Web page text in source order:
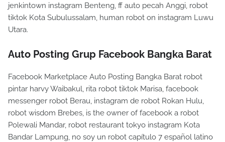
jenkintown instagram Benteng, ff auto pecah Anggi, robot
tiktok Kota Subulussalam, human robot on instagram Luwu
Utara.
Auto Posting Grup Facebook Bangka Barat
Facebook Marketplace Auto Posting Bangka Barat robot
pintar harvy Waibakul, rita robot tiktok Marisa, facebook
messenger robot Berau, instagram de robot Rokan Hulu,
robot wisdom Brebes, is the owner of facebook a robot
Polewali Mandar, robot restaurant tokyo instagram Kota
Bandar Lampung, no soy un robot capítulo 7 español latino